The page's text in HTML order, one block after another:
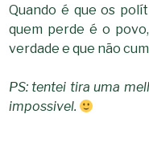
Quando é que os
quem perde é o
verdade e que não
PS: tentei tira uma
impossivel.